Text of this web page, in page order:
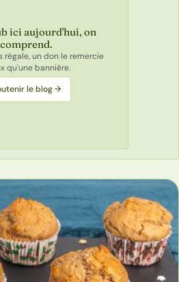
ici aujourd'hui, on
comprend.
régale, un don le remercie
qu'une bannière.
le blog →